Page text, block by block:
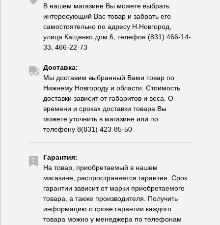
В нашем магазине Вы можете выбрать
интересующий Вас товар и забрать его
самостоятельно по адресу Н.Новгород,
улица Кащенко дом 6, телефон (831) 466-14-
33, 466-22-73
Доставка:
Мы доставим выбранный Вами товар по
Нижнему Новгороду и области. Стоимость
доставки зависит от габаритов и веса. О
времени и сроках доставки товара Вы
можете уточнить в магазине или по
телефону 8(831) 423-85-50
Гарантия:
На товар, приобретаемый в нашем
магазине, распространяется гарантия. Срок
гарантии зависит от марки приобретаемого
товара, а также производителя. Получить
информацию о сроке гарантии каждого
товара можно у менеджера по телефонам